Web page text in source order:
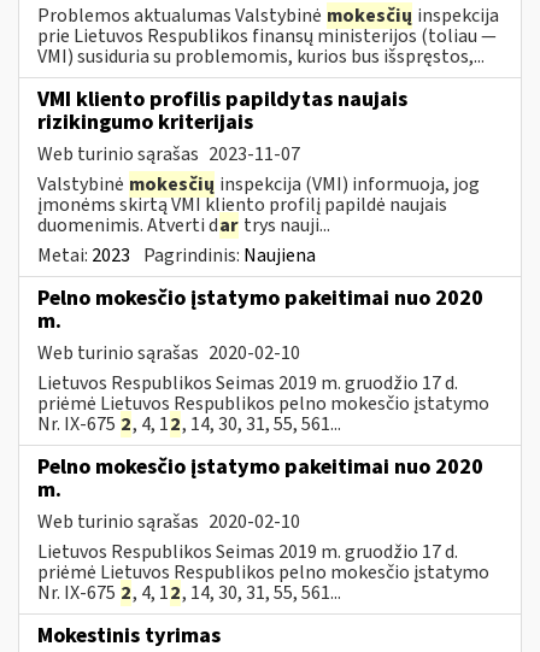
Problemos aktualumas Valstybinė mokesčių inspekcija
prie Lietuvos Respublikos finansų ministerijos (toliau ―
VMI) susiduria su problemomis, kurios bus išspręstos,...
VMI kliento profilis papildytas naujais
rizikingumo kriterijais
Web turinio sąrašas 2023-11-07
Valstybinė mokesčių inspekcija (VMI) informuoja, jog
įmonėms skirtą VMI kliento profilį papildė naujais
duomenimis. Atverti dar trys nauji...
Metai: 2023 Pagrindinis: Naujiena
Pelno mokesčio įstatymo pakeitimai nuo 2020
m.
Web turinio sąrašas 2020-02-10
Lietuvos Respublikos Seimas 2019 m. gruodžio 17 d.
priėmė Lietuvos Respublikos pelno mokesčio įstatymo
Nr. IX-675 2, 4, 12, 14, 30, 31, 55, 561...
Pelno mokesčio įstatymo pakeitimai nuo 2020
m.
Web turinio sąrašas 2020-02-10
Lietuvos Respublikos Seimas 2019 m. gruodžio 17 d.
priėmė Lietuvos Respublikos pelno mokesčio įstatymo
Nr. IX-675 2, 4, 12, 14, 30, 31, 55, 561...
Mokestinis tyrimas